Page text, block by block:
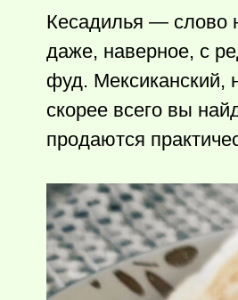
Кесадилья — слово
даже, наверное, с
фуд. Мексиканский,
скорее всего вы
продаются